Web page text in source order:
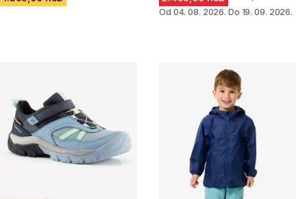
Od 04. 08. 2026. Do 19. 09. 2026.